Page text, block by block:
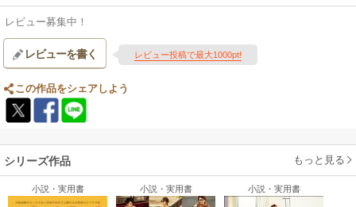
レビュー募集中！
レビューを書く レビュー投稿で最大1000pt!
この作品をシェアしよう
シリーズ作品 もっと見る
小説・実用書 小説・実用書 小説・実用書